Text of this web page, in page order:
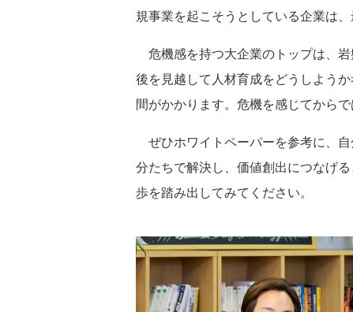
規事業を起こそうとしている企業は
危機感を持つ大企業のトップは、
後を見越して人材育成をどうしよう
間がかかります。危機を感じてから
ぜひホワイトペーパーを参考に、
分たちで解決し、価値創出につなげ
歩を踏み出してみてください。